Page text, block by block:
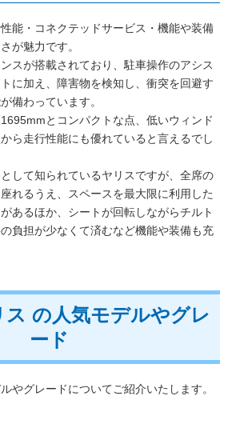
能・コネクテッドサービス・機能や装備
が魅力です。
スが搭載されており、駐車操作のアシス
に加え、障害物を検知し、衝突を回避す
備わっています。
とコンパクトな点、低いウィンド
ら走行性能にも優れていると言えるでし
して知られているヤリスですが、全席の
れるうえ、スペースを最大限に利用した
あるほか、シートが回転しながらチルト
負担が少なくて済むなど機能や装備も充
の人気モデルやグレ
ード
やグレードについてご紹介いたします。